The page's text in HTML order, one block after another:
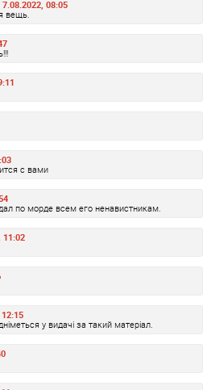
7.08.2022, 08:05
вещь.
с вами
по морде всем его ненавистникам.
11:02
у видачі за такий матеріал.